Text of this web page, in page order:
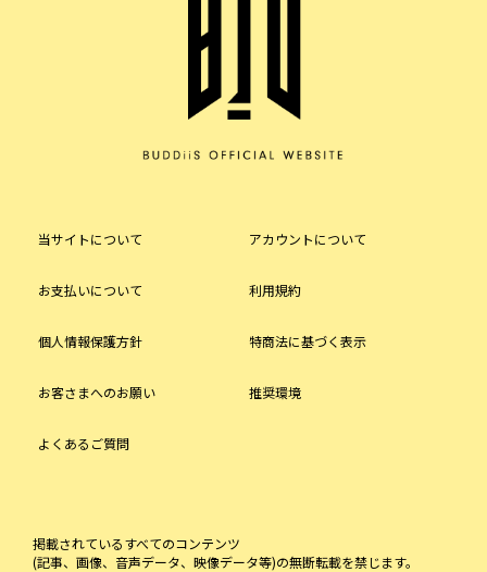
当サイトについて アカウントについて
お支払いについて 利用規約
個人情報保護方針 特商法に基づく表示
お客さまへのお願い 推奨環境
よくあるご質問
掲載されているすべてのコンテンツ
(記事、画像、音声データ、映像データ等)の無断転載を禁じます。